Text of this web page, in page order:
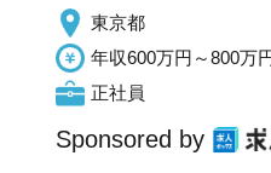
東京都
年収600万円～800万
正社員
Sponsored by